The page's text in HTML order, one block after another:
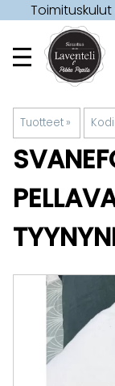
Toimituskulut
Tuotteet ‪»